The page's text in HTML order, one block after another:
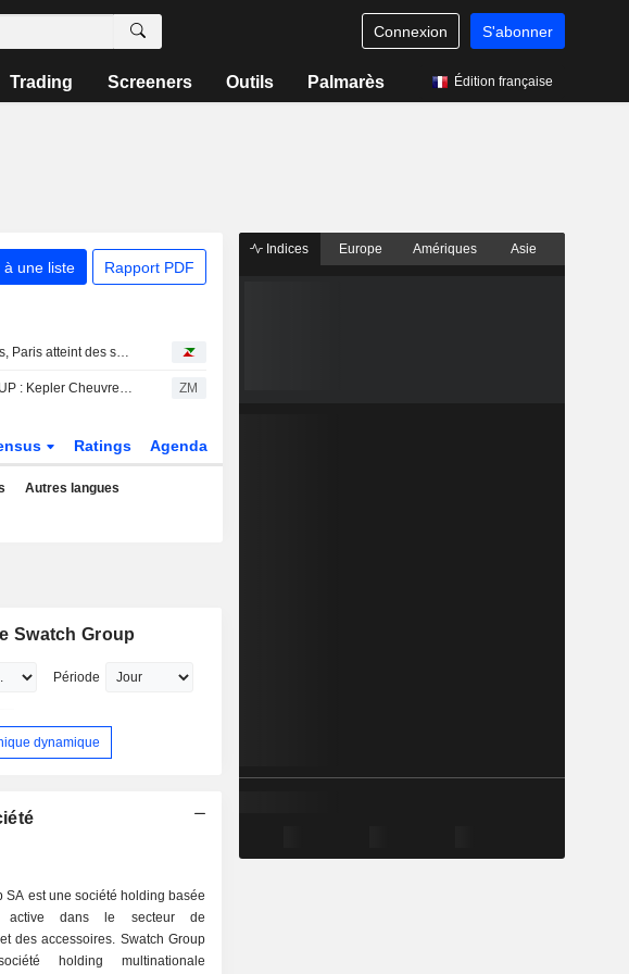
Connexion S'abonner
Trading Screeners Outils Palmarès Édition française
à une liste Rapport PDF
Tiré par Hermès, Paris atteint des sommets inexplorés
SWATCH GROUP : Kepler Cheuvreux n'est plus à la vente ZM
Ratings Agenda
Autres langues
Swatch Group
Période
dynamique
SA est une société holding basée
active dans le secteur de
des accessoires. Swatch Group
holding multinationale
Indices Europe Amériques Asie